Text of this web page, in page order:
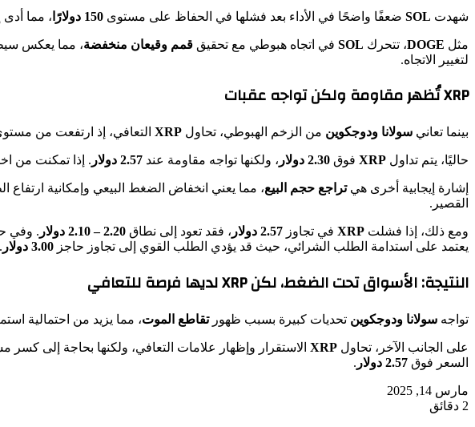
شهدت SOL ضعفًا واضحًا في الأداء بعد فشلها في الحفاظ على مستوى 150 دولارًا ، مما أدى
مثل DOGE، تتحرك SOL في اتجاه هبوطي مع تحقيق قمم وقيعان منخفضة، مما يعكس
لتغيير الاتجاه.
XRP تُظهر مقاومة ولكن تواجه عقبات
بينما تعاني سولانا ودوجكوين من الزخم الهبوطي، تحاول XRP التعافي، إذ ارتفعت من
حاليًا، يتم تداول XRP فوق 2.30 دولار ، ولكنها تواجه مقاومة عند 2.57 دولار . إذا تمكنت من
إشارة إيجابية أخرى هيتراجع حجم البيع، مما يعني انخفاض الضغط البيعي وإمكانية ارتفاع
القصير.
ومع ذلك، إذا فشلت XRP في تجاوز 2.57 دولار ، فقد تعود إلى نطاق 2.20 – 2.10 دولار . وفي
يعتمد على استدامة الطلب الشرائي، حيث قد يؤدي الطلب القوي إلى تجاوز حاجز 3.00 دولار .
النتيجة: الأسواق تحت الضغط، لكن XRP لديها فرصة للتعافي
تواجه سولانا ودوجكوين تحديات كبيرة بسبب ظهورتقاطع الموت، مما يزيد من احتمالية
على الجانب الآخر، تحاول XRP الاستقرار وإظهار علامات التعافي، ولكنها بحاجة إلى كسر
السعر فوق 2.57 دولار .
مارس 14, 2025
2 دقائق